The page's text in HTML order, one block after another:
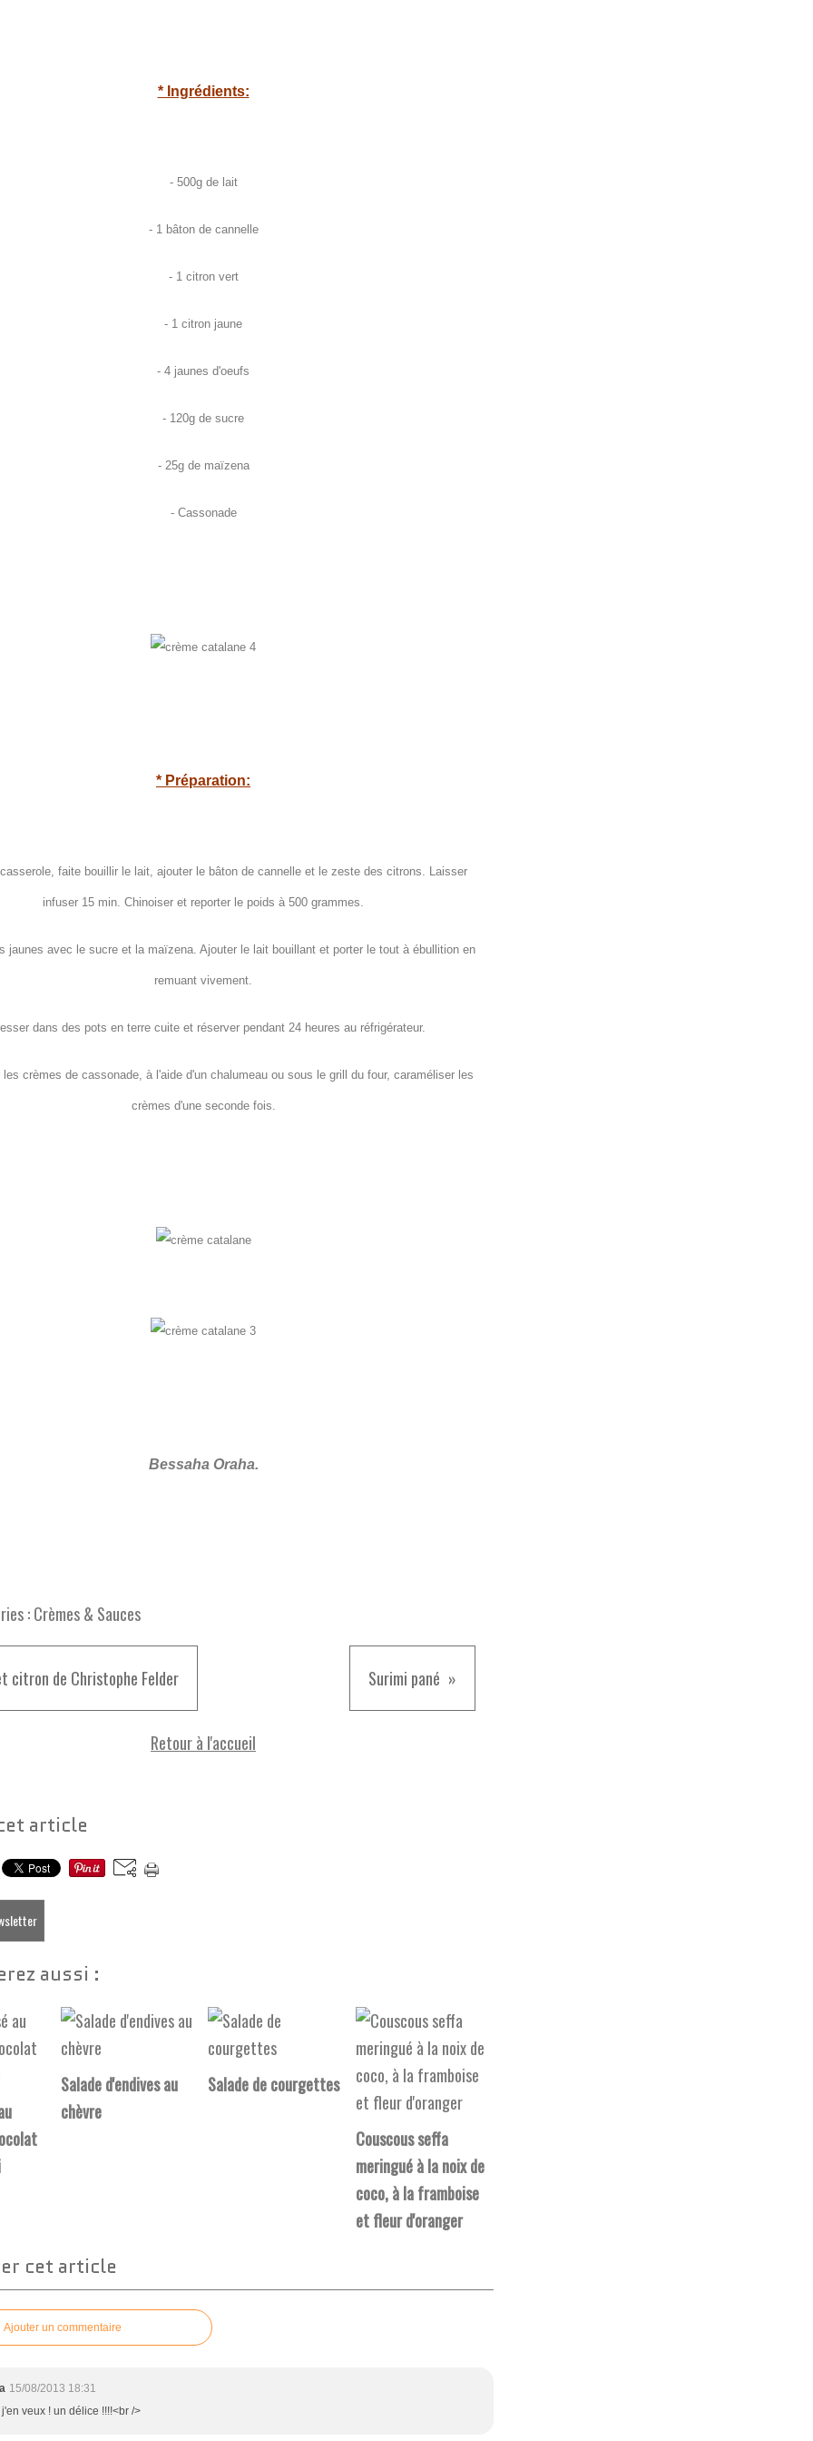
* Ingrédients:
- 500g de lait
- 1 bâton de cannelle
- 1 citron vert
- 1 citron jaune
- 4 jaunes d'oeufs
- 120g de sucre
- 25g de maïzena
- Cassonade
* Préparation:
faite bouillir le lait, ajouter le bâton de cannelle et le zeste des citrons. Laisser
infuser 15 min. Chinoiser et reporter le poids à 500 grammes.
jaunes avec le sucre et la maïzena. Ajouter le lait bouillant et porter le tout à ébullition en
remuant vivement.
dans des pots en terre cuite et réserver pendant 24 heures au réfrigérateur.
les crèmes de cassonade, à l'aide d'un chalumeau ou sous le grill du four, caraméliser les
crèmes d'une seconde fois.
Bessaha Oraha.
:Crèmes & Sauces
citron de Christophe Felder Surimi pané
Retour à l'accueil
article
aussi :
Salade d'endives au
chèvre
Salade de courgettes
Couscous seffa
meringué à la noix de
coco, à la framboise
et fleur d'oranger
cet article
Ajouter un commentaire
15/08/2013 18:31
veux ! un délice !!!!<br />